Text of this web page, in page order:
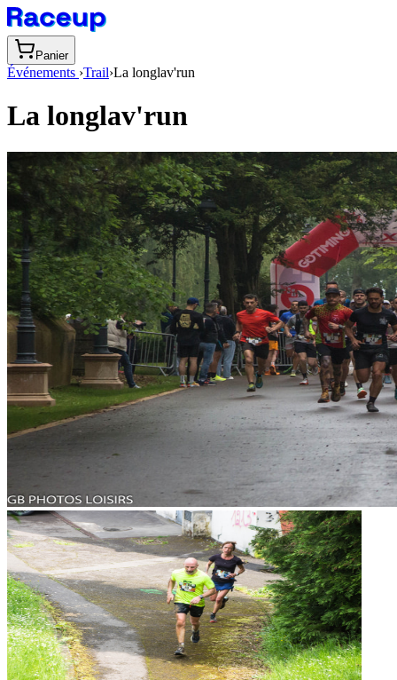
Panier
Événements ›Trail›La longlav'run
La longlav'run